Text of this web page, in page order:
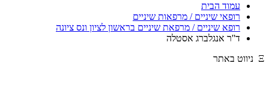
עמוד הבית
רופאי שיניים / מרפאות שיניים
רופא שיניים / מרפאת שיניים בראשון לציון ונס ציונה
ד''ר אנגלברג אסטלה
Ξ ניווט באתר